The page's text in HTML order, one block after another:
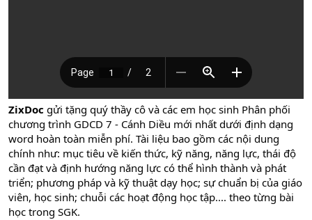
ZixDoc gửi tặng quý thầy cô và các em học sinh Phân phối
chương trình GDCD 7 - Cánh Diều mới nhất dưới định dạng
word hoàn toàn miễn phí. Tài liệu bao gồm các nội dung
chính như: mục tiêu về kiến thức, kỹ năng, năng lực, thái độ
cần đạt và định hướng năng lực có thể hình thành và phát
triển; phương pháp và kỹ thuật dạy học; sự chuẩn bị của giáo
viên, học sinh; chuỗi các hoạt động học tập.... theo từng bài
học trong SGK.